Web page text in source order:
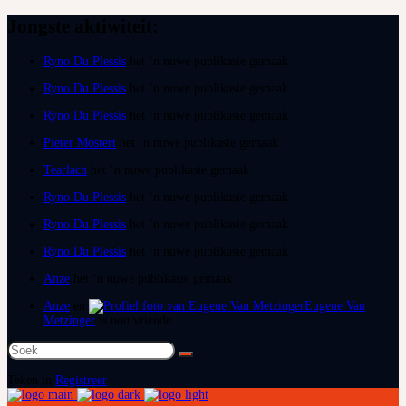
Ryno Du Plessis
Ryno Du Plessis
Ryno Du Plessis
Pieter Mostert
Tearlach
Ryno Du Plessis
Ryno Du Plessis
Ryno Du Plessis
Anze
Anze
Eugene Van
Metzinger
Soek
na:
Registreer